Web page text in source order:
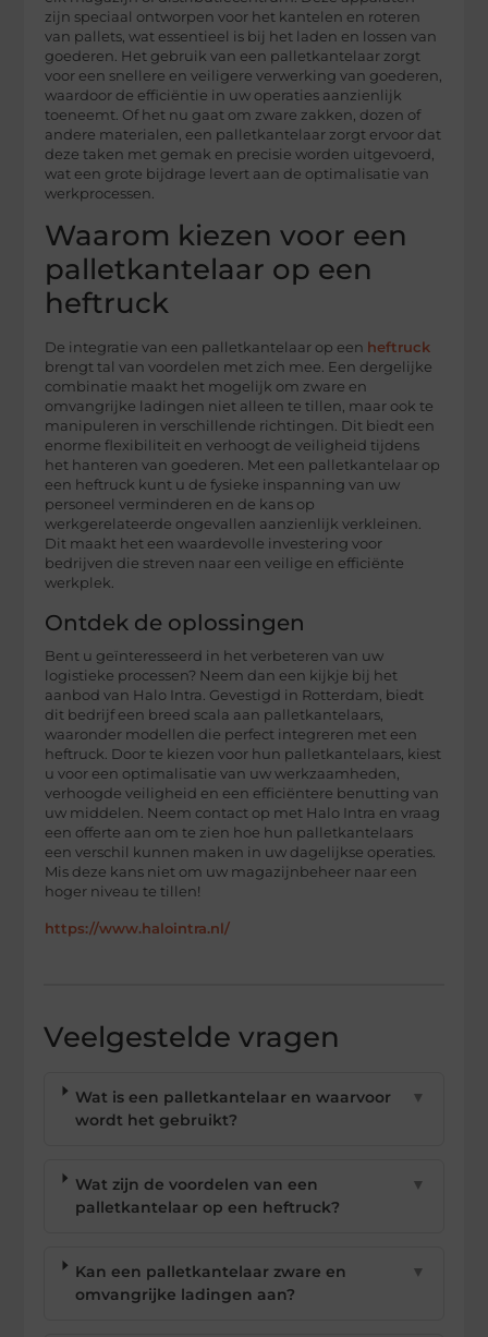
zijn speciaal ontworpen voor het kantelen en roteren
van pallets, wat essentieel is bij het laden en lossen van
goederen. Het gebruik van een palletkantelaar zorgt
voor een snellere en veiligere verwerking van goederen,
waardoor de efficiëntie in uw operaties aanzienlijk
toeneemt. Of het nu gaat om zware zakken, dozen of
andere materialen, een palletkantelaar zorgt ervoor dat
deze taken met gemak en precisie worden uitgevoerd,
wat een grote bijdrage levert aan de optimalisatie van
werkprocessen.
Waarom kiezen voor een
palletkantelaar op een
heftruck
De integratie van een palletkantelaar op een heftruck
brengt tal van voordelen met zich mee. Een dergelijke
combinatie maakt het mogelijk om zware en
omvangrijke ladingen niet alleen te tillen, maar ook te
manipuleren in verschillende richtingen. Dit biedt een
enorme flexibiliteit en verhoogt de veiligheid tijdens
het hanteren van goederen. Met een palletkantelaar op
een heftruck kunt u de fysieke inspanning van uw
personeel verminderen en de kans op
werkgerelateerde ongevallen aanzienlijk verkleinen.
Dit maakt het een waardevolle investering voor
bedrijven die streven naar een veilige en efficiënte
werkplek.
Ontdek de oplossingen
Bent u geïnteresseerd in het verbeteren van uw
logistieke processen? Neem dan een kijkje bij het
aanbod van Halo Intra. Gevestigd in Rotterdam, biedt
dit bedrijf een breed scala aan palletkantelaars,
waaronder modellen die perfect integreren met een
heftruck. Door te kiezen voor hun palletkantelaars, kiest
u voor een optimalisatie van uw werkzaamheden,
verhoogde veiligheid en een efficiëntere benutting van
uw middelen. Neem contact op met Halo Intra en vraag
een offerte aan om te zien hoe hun palletkantelaars
een verschil kunnen maken in uw dagelijkse operaties.
Mis deze kans niet om uw magazijnbeheer naar een
hoger niveau te tillen!
https://www.halointra.nl/
Veelgestelde vragen
Wat is een palletkantelaar en waarvoor
wordt het gebruikt?
▼
Wat zijn de voordelen van een
palletkantelaar op een heftruck?
▼
Kan een palletkantelaar zware en
omvangrijke ladingen aan?
▼